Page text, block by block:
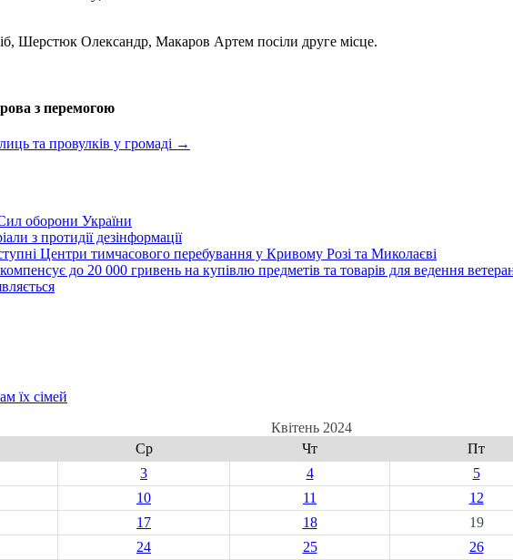
Шерстюк Олександр, Макаров Артем посіли друге місце.
з перемогою
та провулків у громаді →
оборони України
з протидії дезінформації
Центри тимчасового перебування у Кривому Розі та Миколаєві
до 20 000 гривень на купівлю предметів та товарів для ведення
їх сімей
Квітень 2024
Ср Чт Пт
3 4 5
10 11 12
17 18 19
24 25 26